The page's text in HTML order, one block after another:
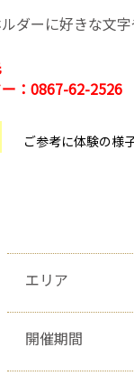
ダーに好きな文
：0867-62-2526
ご参考に体験の様
エリア
開催期間